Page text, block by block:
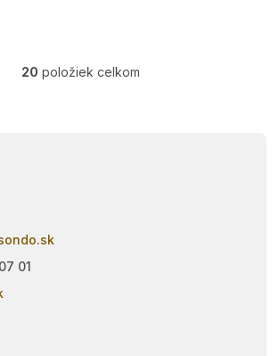
O
20 položiek celkom
01